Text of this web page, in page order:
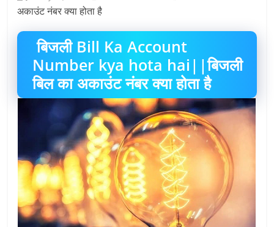
अकाउंट नंबर क्या होता है
बिजली Bill Ka Account
Number kya hota hai||बिजली
बिल का अकाउंट नंबर क्या होता है